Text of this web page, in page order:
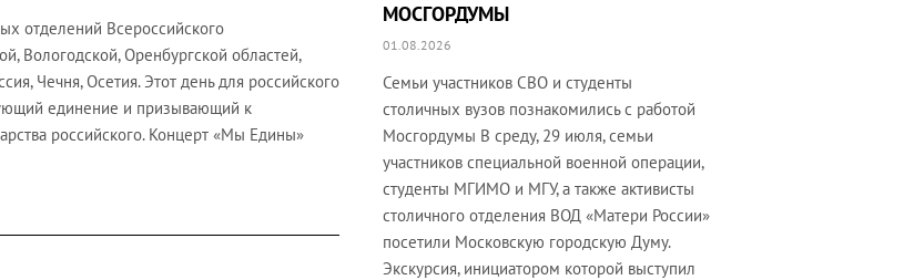
отделений Всероссийского
Вологодской, Оренбургской областей,
Чечня, Осетия. Этот день для российского
единение и призывающий к
российского. Концерт «Мы Едины»
МОСГОРДУМЫ
01.08.2026
Семьи участников СВО и студенты
столичных вузов познакомились с работой
Мосгордумы В среду, 29 июля, семьи
участников специальной военной операции,
студенты МГИМО и МГУ, а также активисты
столичного отделения ВОД «Матери России»
посетили Московскую городскую Думу.
Экскурсия, инициатором которой выступил